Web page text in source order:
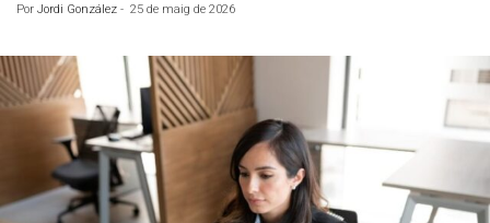
Por Jordi González - 25 de maig de 2026